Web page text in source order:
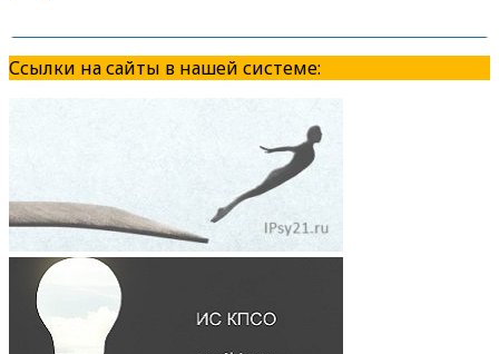
Ссылки на сайты в нашей системе: